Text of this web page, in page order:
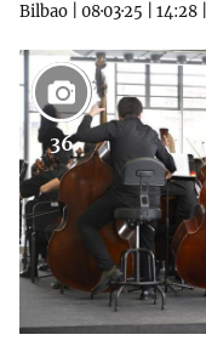
Bilbao
08·03·25 14:28
36